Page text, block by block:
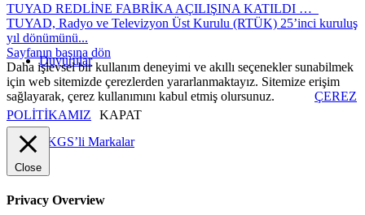
Duyurular
TKGS’li Markalar
TUYAD REDLİNE FABRİKA AÇILIŞINA KATILDI …
TUYAD, Radyo ve Televizyon Üst Kurulu (RTÜK) 25’inci kuruluş
yıl dönümünü...
Sayfanın başına dön
Daha işlevsel bir kullanım deneyimi ve akıllı seçenekler sunabilmek
için web sitemizde çerezlerden yararlanmaktayız. Sitemize erişim
sağlayarak, çerez kullanımını kabul etmiş olursunuz.
ÇEREZ
POLİTİKAMIZ
KAPAT
Close
Privacy Overview